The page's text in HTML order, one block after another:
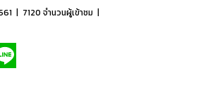
| 7120 จำนวนผู้เข้าชม |